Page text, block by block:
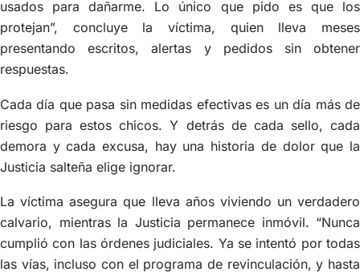
usados para dañarme. Lo único que pido es que los
protejan”, concluye la víctima, quien lleva meses
presentando escritos, alertas y pedidos sin obtener
respuestas.
Cada día que pasa sin medidas efectivas es un día más de
riesgo para estos chicos. Y detrás de cada sello, cada
demora y cada excusa, hay una historia de dolor que la
Justicia salteña elige ignorar.
La víctima asegura que lleva años viviendo un verdadero
calvario, mientras la Justicia permanece inmóvil. “Nunca
cumplió con las órdenes judiciales. Ya se intentó por todas
las vías, incluso con el programa de revinculación, y hasta